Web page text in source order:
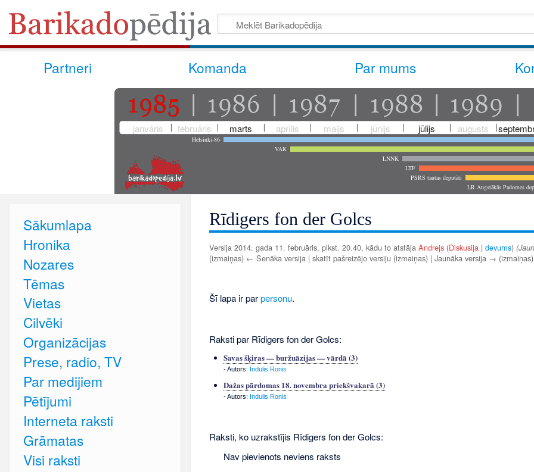
Partneri Komanda Par mums
janvāris februāris marts aprīlis maijs jūnijs jūlijs augusts
Helsinki-86
VAK
LNNK
LTF
PSRS tautas deputāti
LR Augstākās Padomes
Rīdigers fon der Golcs
Versija 2014. gada 11. februāris, plkst. 20.40, kādu to atstāja Andrejs (Diskusija | devums)
(izmaiņas) ← Senāka versija | skatīt pašreizējo versiju (izmaiņas) | Jaunāka versija → (izmaiņas)
Šī lapa ir parpersonu.
Raksti par Rīdigers fon der Golcs:
Savas šķiras — buržuāzijas — vārdā (3)
- Autors: Indulis Ronis
Dažas pārdomas 18. novembra priekšvakarā (3)
- Autors: Indulis Ronis
Raksti, ko uzrakstījis Rīdigers fon der Golcs:
Nav pievienots neviens raksts
Sākumlapa
Hronika
Nozares
Tēmas
Vietas
Cilvēki
Organizācijas
Prese, radio, TV
Par medijiem
Pētījumi
Interneta raksti
Grāmatas
Visi raksti